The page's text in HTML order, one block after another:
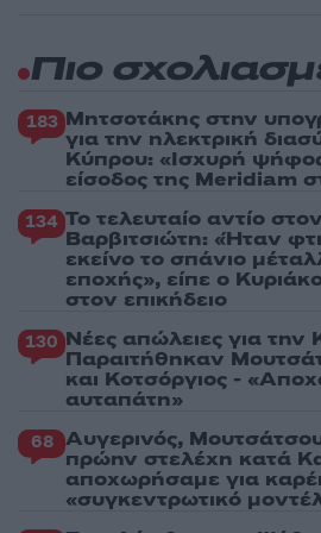
Πιο
183 Μητσοτάκης στην
για την ηλεκτρική
Κύπρου: «Ισχυρή
είσοδος της Meridiam
134 Το τελευταίο αντίο
Βαρβιτσιώτη: «Ήταν
εκείνο το σπάνιο
εποχής», είπε ο
στον επικήδειο
130 Νέες απώλειες για την
Παραιτήθηκαν
και Κοτσόργιος -
αυταπάτη»
68 Αυγερινός,
πρώην στελέχη κατά
αποχωρήσαμε για
«συγκεντρωτικό